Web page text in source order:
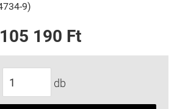
9)
105 190 Ft
db